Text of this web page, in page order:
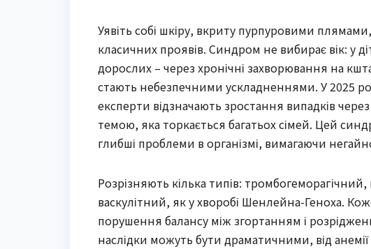
Уявіть собі шкіру, вкриту пурпуровими
класичних проявів. Синдром не вибирає вік: у
дорослих – через хронічні захворювання на
стають небезпечними ускладненнями. У 2025
експерти відзначають зростання випадків
темою, яка торкається багатьох сімей. Цей
глибші проблеми в організмі, вимагаючи
Розрізняють кілька типів:
васкулітний, як у хворобі Шенлейна-Геноха.
порушення балансу між згортанням і
наслідки можуть бути драматичними, від